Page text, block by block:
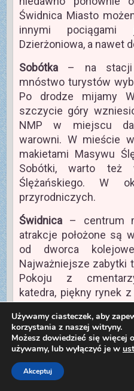
Świdnica Miasto
innymi
Dzierżoniowa, a nawet
Sobótka– na stacji
mnóstwo turystów
Po drodze mijamy
szczycie góry
NMP w miejscu
warowni. W mieście
makietami Masywu
Sobótki, warto też
Ślężańskiego. W
przyrodniczych.
Świdnica– centrum
atrakcje położone są
od dworca
Najważniejsze zabytki
Pokoju z
katedra, piękny rynek
Wieżą Ratuszową
na góry) oraz
się obecnie godne
Kupiectwa. W
zabytkowe wille i
warto pospacerować
Używamy ciasteczek, aby
korzystania z naszej witryny.
Możesz dowiedzieć się więcej
używamy, lub wyłączyć je w
Akceptuj